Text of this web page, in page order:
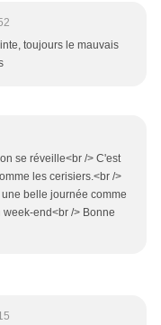
toujours le mauvais
se réveille<br /> C'est
les cerisiers.<br />
belle journée comme
week-end<br /> Bonne